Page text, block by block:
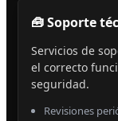
🧰 Soporte
Servicios de
el correcto
seguridad.
Revisiones